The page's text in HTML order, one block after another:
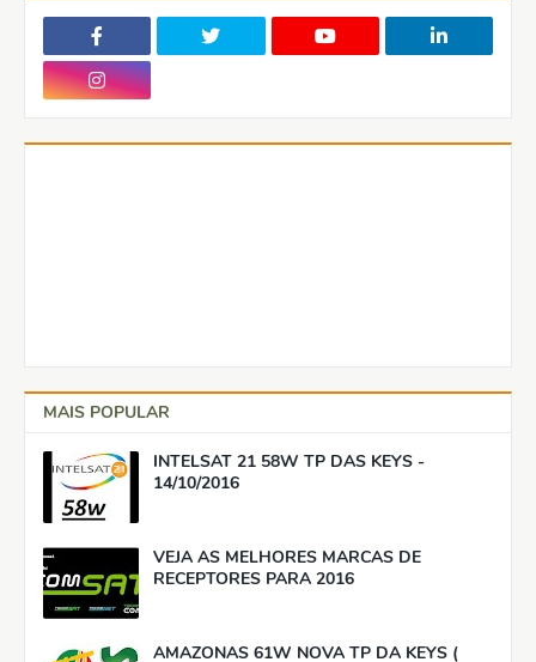
MAIS POPULAR
INTELSAT 21 58W TP DAS KEYS -
14/10/2016
VEJA AS MELHORES MARCAS DE
RECEPTORES PARA 2016
AMAZONAS 61W NOVA TP DA KEYS (